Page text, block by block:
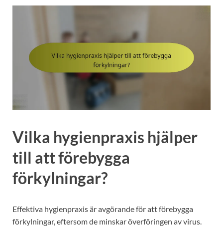
Vilka hygienpraxis hjälper
till att förebygga
förkylningar?
Effektiva hygienpraxis är avgörande för att förebygga
förkylningar, eftersom de minskar överföringen av virus.